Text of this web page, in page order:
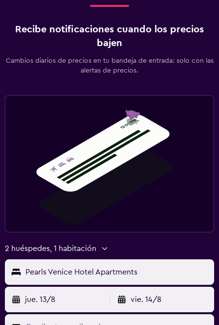
Recibe notificaciones cuando los precios
bajen
Cambios diarios de precios en tu bandeja de entrada: solo con las
alertas de precios.
2 huéspedes, 1 habitación
Pearls Venice Hotel Apartments
jue. 13/8 vie. 14/8